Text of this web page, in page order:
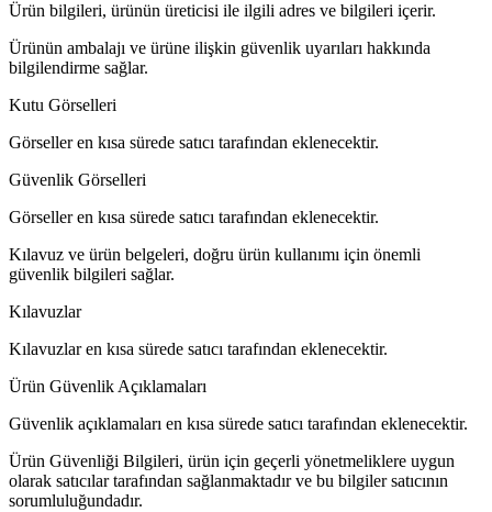
Ürün bilgileri, ürünün üreticisi ile ilgili adres ve bilgileri içerir.
Ürünün ambalajı ve ürüne ilişkin güvenlik uyarıları hakkında
bilgilendirme sağlar.
Kutu Görselleri
Görseller en kısa sürede satıcı tarafından eklenecektir.
Güvenlik Görselleri
Görseller en kısa sürede satıcı tarafından eklenecektir.
Kılavuz ve ürün belgeleri, doğru ürün kullanımı için önemli
güvenlik bilgileri sağlar.
Kılavuzlar
Kılavuzlar en kısa sürede satıcı tarafından eklenecektir.
Ürün Güvenlik Açıklamaları
Güvenlik açıklamaları en kısa sürede satıcı tarafından eklenecektir.
Ürün Güvenliği Bilgileri, ürün için geçerli yönetmeliklere uygun
olarak satıcılar tarafından sağlanmaktadır ve bu bilgiler satıcının
sorumluluğundadır.